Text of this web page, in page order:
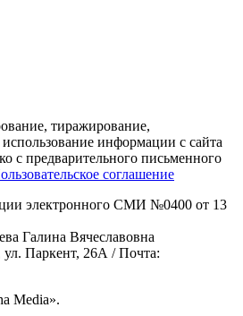
тиражирование,
информации с сайта
с предварительного письменного
соглашение
электронного СМИ №0400 от 13
Галина Вячеславовна
Паркент, 26А / Почта:
Media».